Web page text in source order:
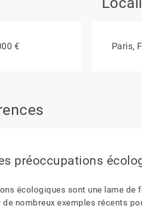
€ Paris,
préoccupations
écologiques sont une lame
nombreux exemples récents